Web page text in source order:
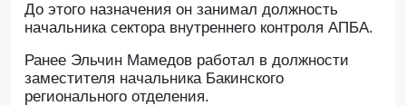
До этого назначения он занимал должность
начальника сектора внутреннего контроля АПБА.
Ранее Эльчин Мамедов работал в должности
заместителя начальника Бакинского
регионального отделения.